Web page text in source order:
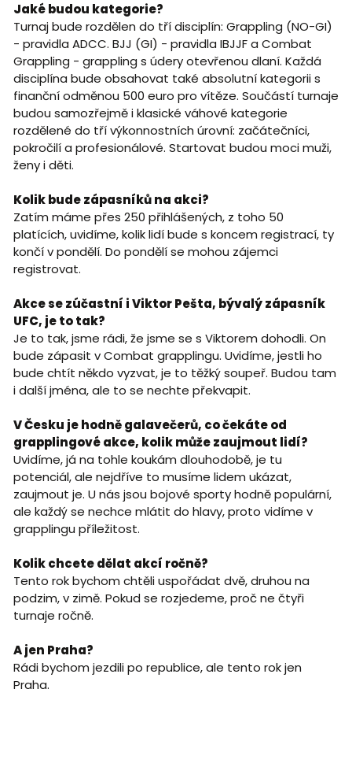
Jaké budou kategorie?
Turnaj bude rozdělen do tří disciplín: Grappling (NO-GI)
- pravidla ADCC. BJJ (GI) - pravidla IBJJF a Combat
Grappling - grappling s údery otevřenou dlaní. Každá
disciplína bude obsahovat také absolutní kategorii s
finanční odměnou 500 euro pro vítěze. Součástí turnaje
budou samozřejmě i klasické váhové kategorie
rozdělené do tří výkonnostních úrovní: začátečníci,
pokročilí a profesionálové. Startovat budou moci muži,
ženy i děti.
Kolik bude zápasníků na akci?
Zatím máme přes 250 přihlášených, z toho 50
platících, uvidíme, kolik lidí bude s koncem registrací, ty
končí v pondělí. Do pondělí se mohou zájemci
registrovat.
Akce se zúčastní i Viktor Pešta, bývalý zápasník
UFC, je to tak?
Je to tak, jsme rádi, že jsme se s Viktorem dohodli. On
bude zápasit v Combat grapplingu. Uvidíme, jestli ho
bude chtít někdo vyzvat, je to těžký soupeř. Budou tam
i další jména, ale to se nechte překvapit.
V Česku je hodně galavečerů, co čekáte od
grapplingové akce, kolik může zaujmout lidí?
Uvidíme, já na tohle koukám dlouhodobě, je tu
potenciál, ale nejdříve to musíme lidem ukázat,
zaujmout je. U nás jsou bojové sporty hodně populární,
ale každý se nechce mlátit do hlavy, proto vidíme v
grapplingu příležitost.
Kolik chcete dělat akcí ročně?
Tento rok bychom chtěli uspořádat dvě, druhou na
podzim, v zimě. Pokud se rozjedeme, proč ne čtyři
turnaje ročně.
A jen Praha?
Rádi bychom jezdili po republice, ale tento rok jen
Praha.